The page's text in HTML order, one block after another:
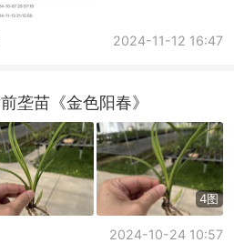
2024-11-12 16:47
垄苗《金色阳春》
4图
2024-10-24 10:57